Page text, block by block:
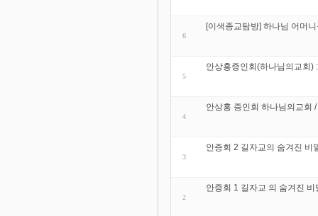
6
[이색종교탐방] 하나님 어머
5
안상홍증인회(하나님의교회)
4
안상홍 증인회 하나님의교회
3
안증회 2 길자교의 숨겨진 비
2
안증회 1 길자교 의 숨겨진